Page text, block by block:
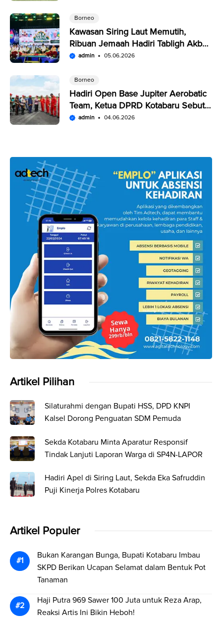
Borneo
Kawasan Siring Laut Memutih,
Ribuan Jemaah Hadiri Tabligh Akbar
HUT Kabupaten Kotabaru
admin 05.06.2026
Borneo
Hadiri Open Base Jupiter Aerobatic
Team, Ketua DPRD Kotabaru Sebut
Penampilan JAT Luar Biasa
admin 04.06.2026
Artikel Pilihan
Silaturahmi dengan Bupati HSS, DPD KNPI
Kalsel Dorong Penguatan SDM Pemuda
Sekda Kotabaru Minta Aparatur Responsif
Tindak Lanjuti Laporan Warga di SP4N-LAPOR
Hadiri Apel di Siring Laut, Sekda Eka Safruddin
Puji Kinerja Polres Kotabaru
Artikel Populer
Bukan Karangan Bunga, Bupati Kotabaru Imbau
SKPD Berikan Ucapan Selamat dalam Bentuk Pot
Tanaman
Haji Putra 969 Sawer 100 Juta untuk Reza Arap,
Reaksi Artis Ini Bikin Heboh!